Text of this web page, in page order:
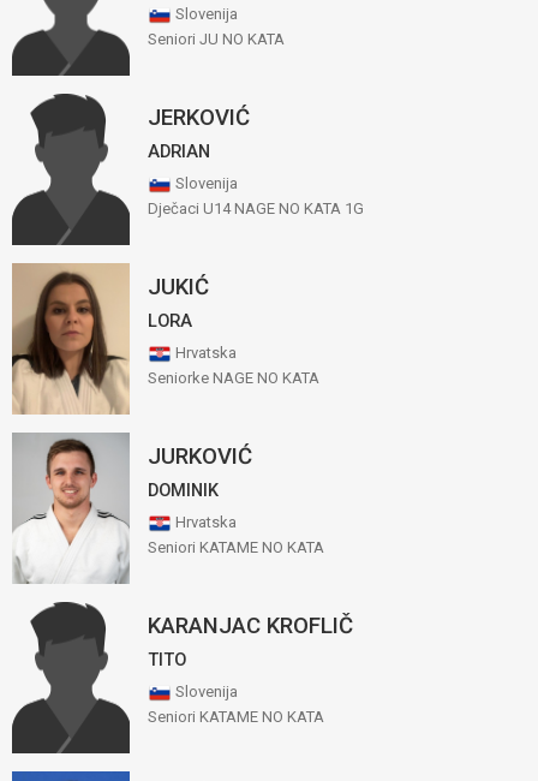
Slovenija
Seniori JU NO KATA
JERKOVIĆ
ADRIAN
Slovenija
Dječaci U14 NAGE NO KATA 1G
JUKIĆ
LORA
Hrvatska
Seniorke NAGE NO KATA
JURKOVIĆ
DOMINIK
Hrvatska
Seniori KATAME NO KATA
KARANJAC KROFLIČ
TITO
Slovenija
Seniori KATAME NO KATA